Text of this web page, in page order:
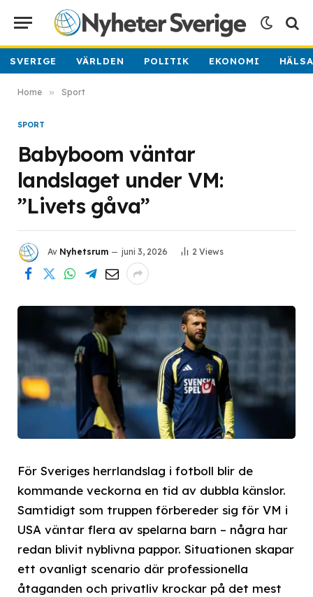
SVERIGE VÄRLDEN POLITIK EKONOMI
Home » Sport
SPORT
Babyboom väntar
landslaget under VM:
”Livets gåva”
Av Nyhetsrum juni 3, 2026 2 Views
För Sveriges herrlandslag i fotboll blir de
kommande veckorna en tid av dubbla känslor.
Samtidigt som truppen förbereder sig för VM i
USA väntar flera av spelarna barn – några har
redan blivit nyblivna pappor. Situationen skapar
ett ovanligt scenario där professionella
åtaganden och privatliv krockar på det mest